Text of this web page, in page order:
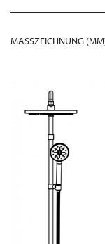
MASSZEICHNUNG (MM)